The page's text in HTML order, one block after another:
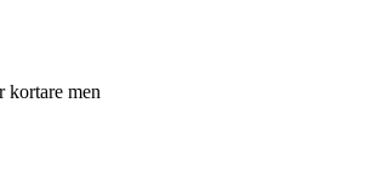
kortare men